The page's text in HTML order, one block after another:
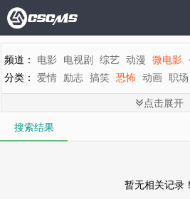
频道： 电影 电视剧 综艺 动漫 微电影
分类： 爱情 励志 搞笑 恐怖 动画 职场
地区： 全部 内地 香港 台湾 韩国 泰国
年代： 全部 2015 2014 2013 2012
字母： 全部
点击展开
搜索结果
暂无相关记录！